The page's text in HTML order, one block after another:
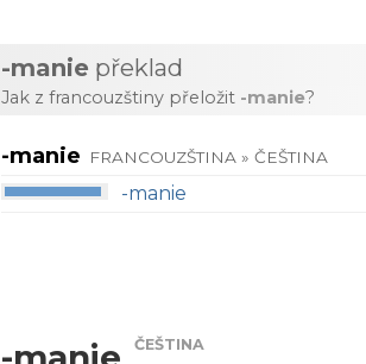
-manie překlad
Jak z francouzštiny přeložit -manie?
-manie FRANCOUZŠTINA » ČEŠTINA
-manie
ČEŠTINA